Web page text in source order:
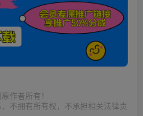
作者所有！
不拥有所有权，不承担相关法律责